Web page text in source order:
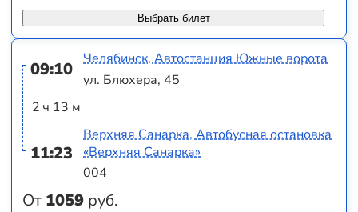
Выбрать билет
09:10
2 ч 13 м
11:23
От 1059 руб.
Челябинск, Автостанция Южные ворота
ул. Блюхера, 45
Верхняя Санарка, Автобусная остановка
«Верхняя Санарка»
004